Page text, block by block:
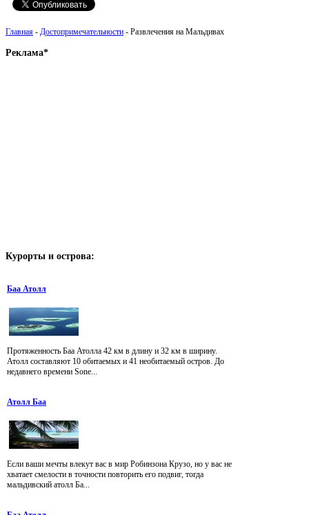
Главная - Достопримечательности - Развлечения на Мальдивах
Реклама*
Курорты и острова:
Баа Атолл
Протяженность Баа Атолла 42 км в длину и 32 км в ширину.
Атолл составляют 10 обитаемых и 41 необитаемый остров. До
недавнего времени Sone...
Атолл Баа
Если ваши мечты влекут вас в мир Робинзона Крузо, но у вас не
хватает смелости в точности повторить его подвиг, тогда
мальдивский атолл Ба...